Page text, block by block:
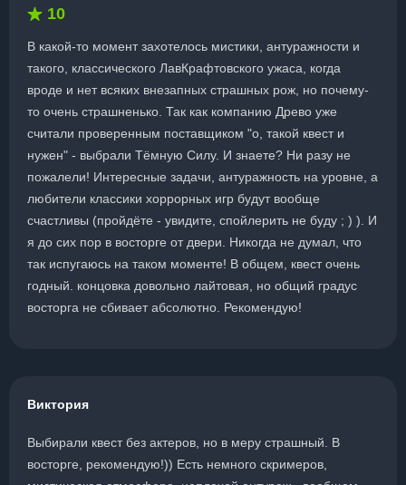
10
В какой-то момент захотелось мистики, антуражности и
такого, классического ЛавКрафтовского ужаса, когда
вроде и нет всяких внезапных страшных рож, но почему-
то очень страшненько. Так как компанию Древо уже
считали проверенным поставщиком "о, такой квест и
нужен" - выбрали Тёмную Силу. И знаете? Ни разу не
пожалели! Интересные задачи, антуражность на уровне, а
любители классики хоррорных игр будут вообще
счастливы (пройдёте - увидите, спойлерить не буду ; ) ). И
я до сих пор в восторге от двери. Никогда не думал, что
так испугаюсь на таком моменте! В общем, квест очень
годный. концовка довольно лайтовая, но общий градус
восторга не сбивает абсолютно. Рекомендую!
Виктория
Выбирали квест без актеров, но в меру страшный. В
восторге, рекомендую!)) Есть немного скримеров,